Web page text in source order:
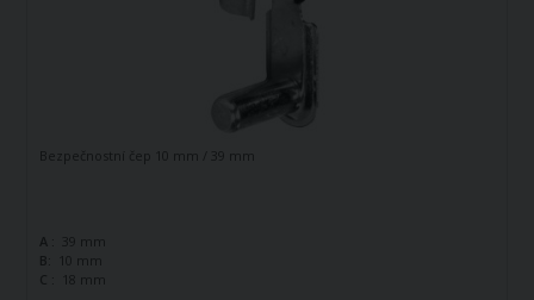
Bezpečnostní čep 10 mm / 39 mm
A :
39 mm
B:
10 mm
C :
18 mm